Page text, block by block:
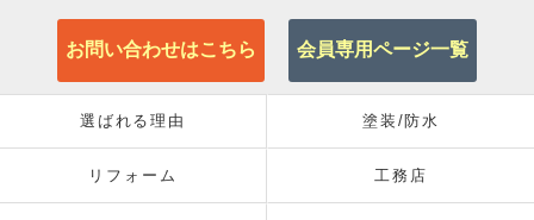
お問い合わせはこちら 会員専用ページ一覧
選ばれる理由 塗装/防水
リフォーム 工務店